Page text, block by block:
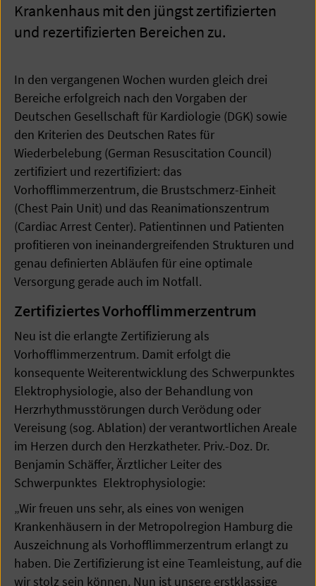
Krankenhaus mit den jüngst zertifizierten
und rezertifizierten Bereichen zu.
In den vergangenen Wochen wurden gleich drei
Bereiche erfolgreich nach den Vorgaben der
Deutschen Gesellschaft für Kardiologie (DGK) sowie
den Kriterien des Deutschen Rates für
Wiederbelebung (German Resuscitation Council)
zertifiziert und rezertifiziert: das
Vorhofflimmerzentrum, die Brustschmerz-Einheit
(Chest Pain Unit) und das Reanimationszentrum
(Cardiac Arrest Center). Patientinnen und Patienten
profitieren von ineinandergreifenden Strukturen und
genau definierten Abläufen für eine optimale
Versorgung gerade auch im Notfall.
Zertifiziertes Vorhofflimmerzentrum
Neu ist die erlangte Zertifizierung als
Vorhofflimmerzentrum. Damit erfolgt die
konsequente Weiterentwicklung des Schwerpunktes
Elektrophysiologie, also der Behandlung von
Herzrhythmusstörungen durch Verödung oder
Vereisung (sog. Ablation) der verantwortlichen Areale
im Herzen durch den Herzkatheter. Priv.-Doz. Dr.
Benjamin Schäffer, Ärztlicher Leiter des
Schwerpunktes Elektrophysiologie:
„Wir freuen uns sehr, als eines von wenigen
Krankenhäusern in der Metropolregion Hamburg die
Auszeichnung als Vorhofflimmerzentrum erlangt zu
haben. Die Zertifizierung ist eine Teamleistung, auf die
wir stolz sein können. Nun ist unsere erstklassige